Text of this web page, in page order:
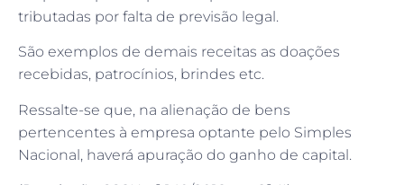
tributadas por falta de previsão legal.
São exemplos de demais receitas as doações
recebidas, patrocínios, brindes etc.
Ressalte-se que, na alienação de bens
pertencentes à empresa optante pelo Simples
Nacional, haverá apuração do ganho de capital.